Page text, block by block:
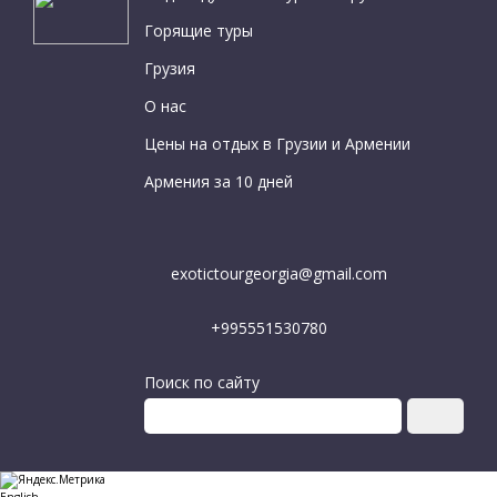
Горящие туры
Грузия
О нас
Цены на отдых в Грузии и Армении
Армения за 10 дней
exotictourgeorgia@gmail.com
+995551530780
Поиск по сайту